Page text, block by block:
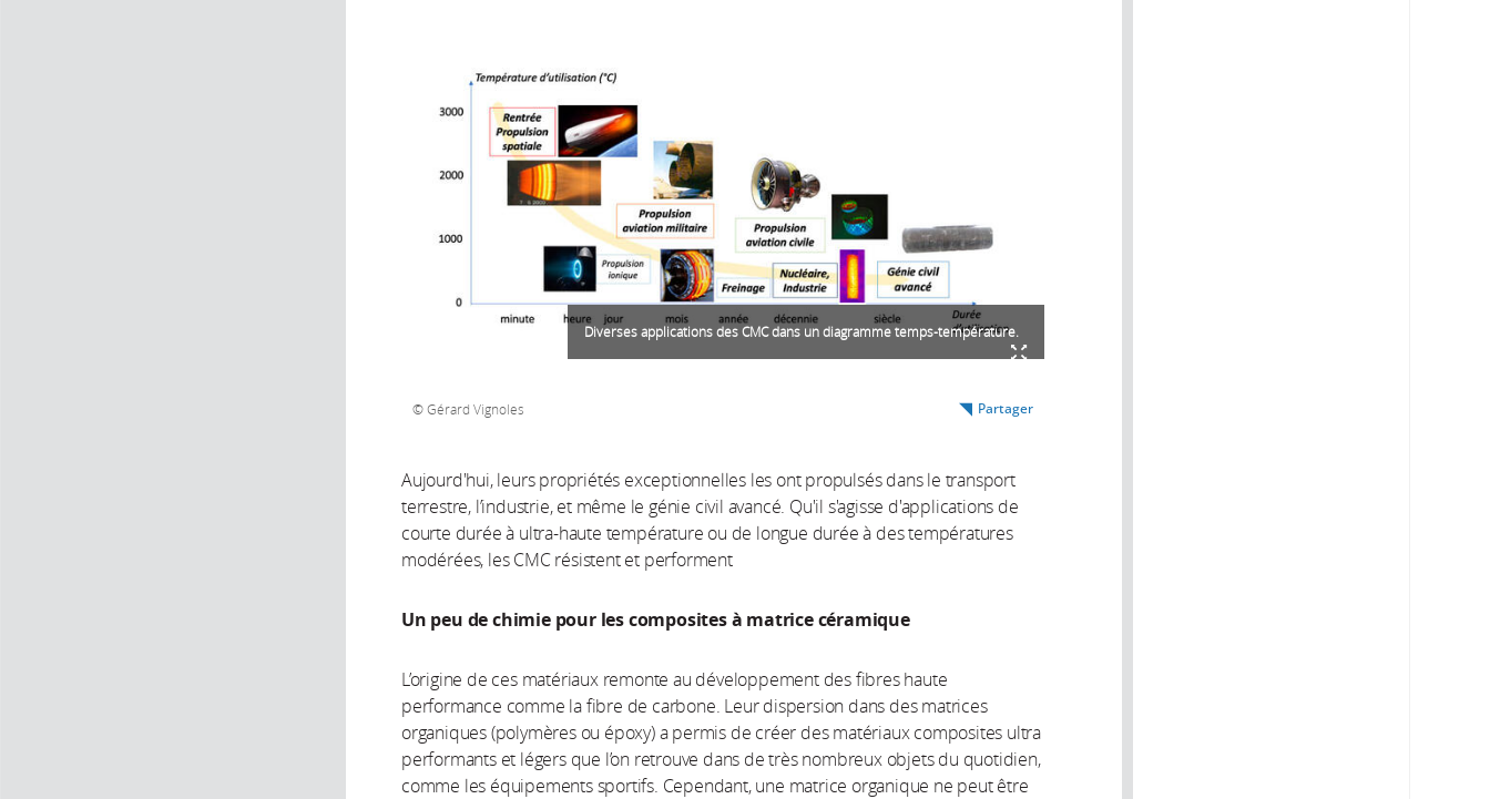
Diverses applications des CMC dans un diagramme temps-température.
Gérard Vignoles Partager
Aujourd'hui, leurs propriétés exceptionnelles les ont propulsés dans le transport
terrestre, l’industrie, et même le génie civil avancé. Qu'il s'agisse d'applications de
courte durée à ultra-haute température ou de longue durée à des températures
modérées, les CMC résistent et performent
Un peu de chimie pour les composites à matrice céramique
L’origine de ces matériaux remonte au développement des fibres haute
performance comme la fibre de carbone. Leur dispersion dans des matrices
organiques (polymères ou époxy) a permis de créer des matériaux composites ultra
performants et légers que l’on retrouve dans de très nombreux objets du quotidien,
comme les équipements sportifs. Cependant, une matrice organique ne peut être